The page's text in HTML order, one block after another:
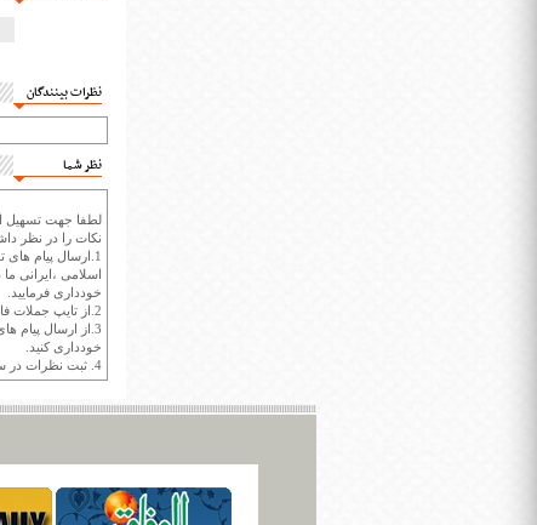
نظرات بینندگان
نظر شما
لطفا جهت تسهیل
نکات را در نظر
1.ارسال پیام
اسلامی ،ایرانی
خودداری فرمایید.
2.از تایپ جملات فارسی با حروف انگلیسی خودداری کنید.
3.از ارسال پیام
خودداری کنید.
4. ثبت نظرات در سايت ايران سپيد براي هر نظر حداکثر 400 واژه است.